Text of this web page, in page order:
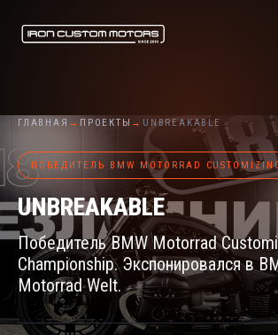
ГЛАВНАЯ → ПРОЕКТЫ → UNBREAKABLE
ПОБЕДИТЕЛЬ BMW MOTORRAD
UNBREAKABLE
Победитель BMW Motorrad
Championship. Экспонировался в
Motorrad Welt.